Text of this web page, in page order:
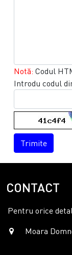
Notă: Codul
Introdu codul
Trimite
CONTACT
Pentru orice
Moara